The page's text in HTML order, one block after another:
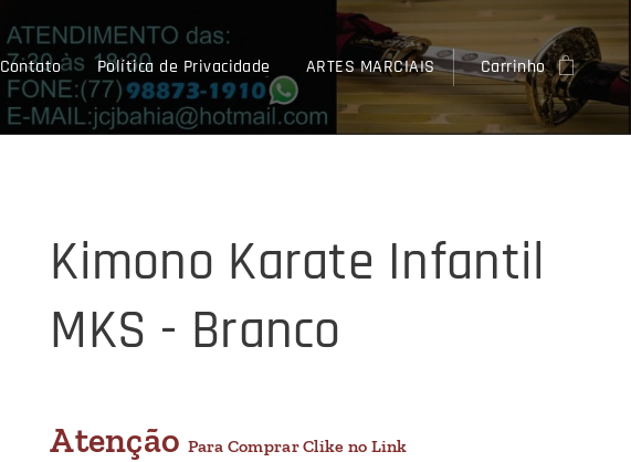
Contato Política de Privacidade ARTES MARCIAIS Carrinho
Kimono Karate Infantil
MKS - Branco
Atenção Para Comprar Clike no Link